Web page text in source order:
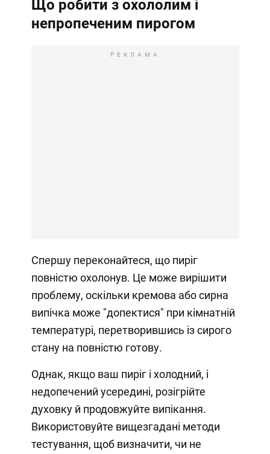
Що робити з охололим і
непропеченим пирогом
РЕКЛАМА
Спершу переконайтеся, що пиріг
повністю охолонув. Це може вирішити
проблему, оскільки кремова або сирна
випічка може "допектися" при кімнатній
температурі, перетворившись із сирого
стану на повністю готову.
Однак, якщо ваш пиріг і холодний, і
недопечений усередині, розігрійте
духовку й продовжуйте випікання.
Використовуйте вищезгадані методи
тестування, щоб визначити, чи не